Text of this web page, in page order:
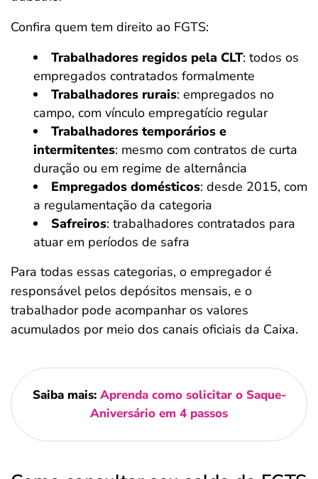
Confira quem tem direito ao FGTS:
Trabalhadores regidos pela CLT: todos os
empregados contratados formalmente
Trabalhadores rurais: empregados no
campo, com vínculo empregatício regular
Trabalhadores temporários e
intermitentes: mesmo com contratos de curta
duração ou em regime de alternância
Empregados domésticos: desde 2015, com
a regulamentação da categoria
Safreiros: trabalhadores contratados para
atuar em períodos de safra
Para todas essas categorias, o empregador é
responsável pelos depósitos mensais, e o
trabalhador pode acompanhar os valores
acumulados por meio dos canais oficiais da Caixa.
Saiba mais: Aprenda como solicitar o Saque-
Aniversário em 4 passos